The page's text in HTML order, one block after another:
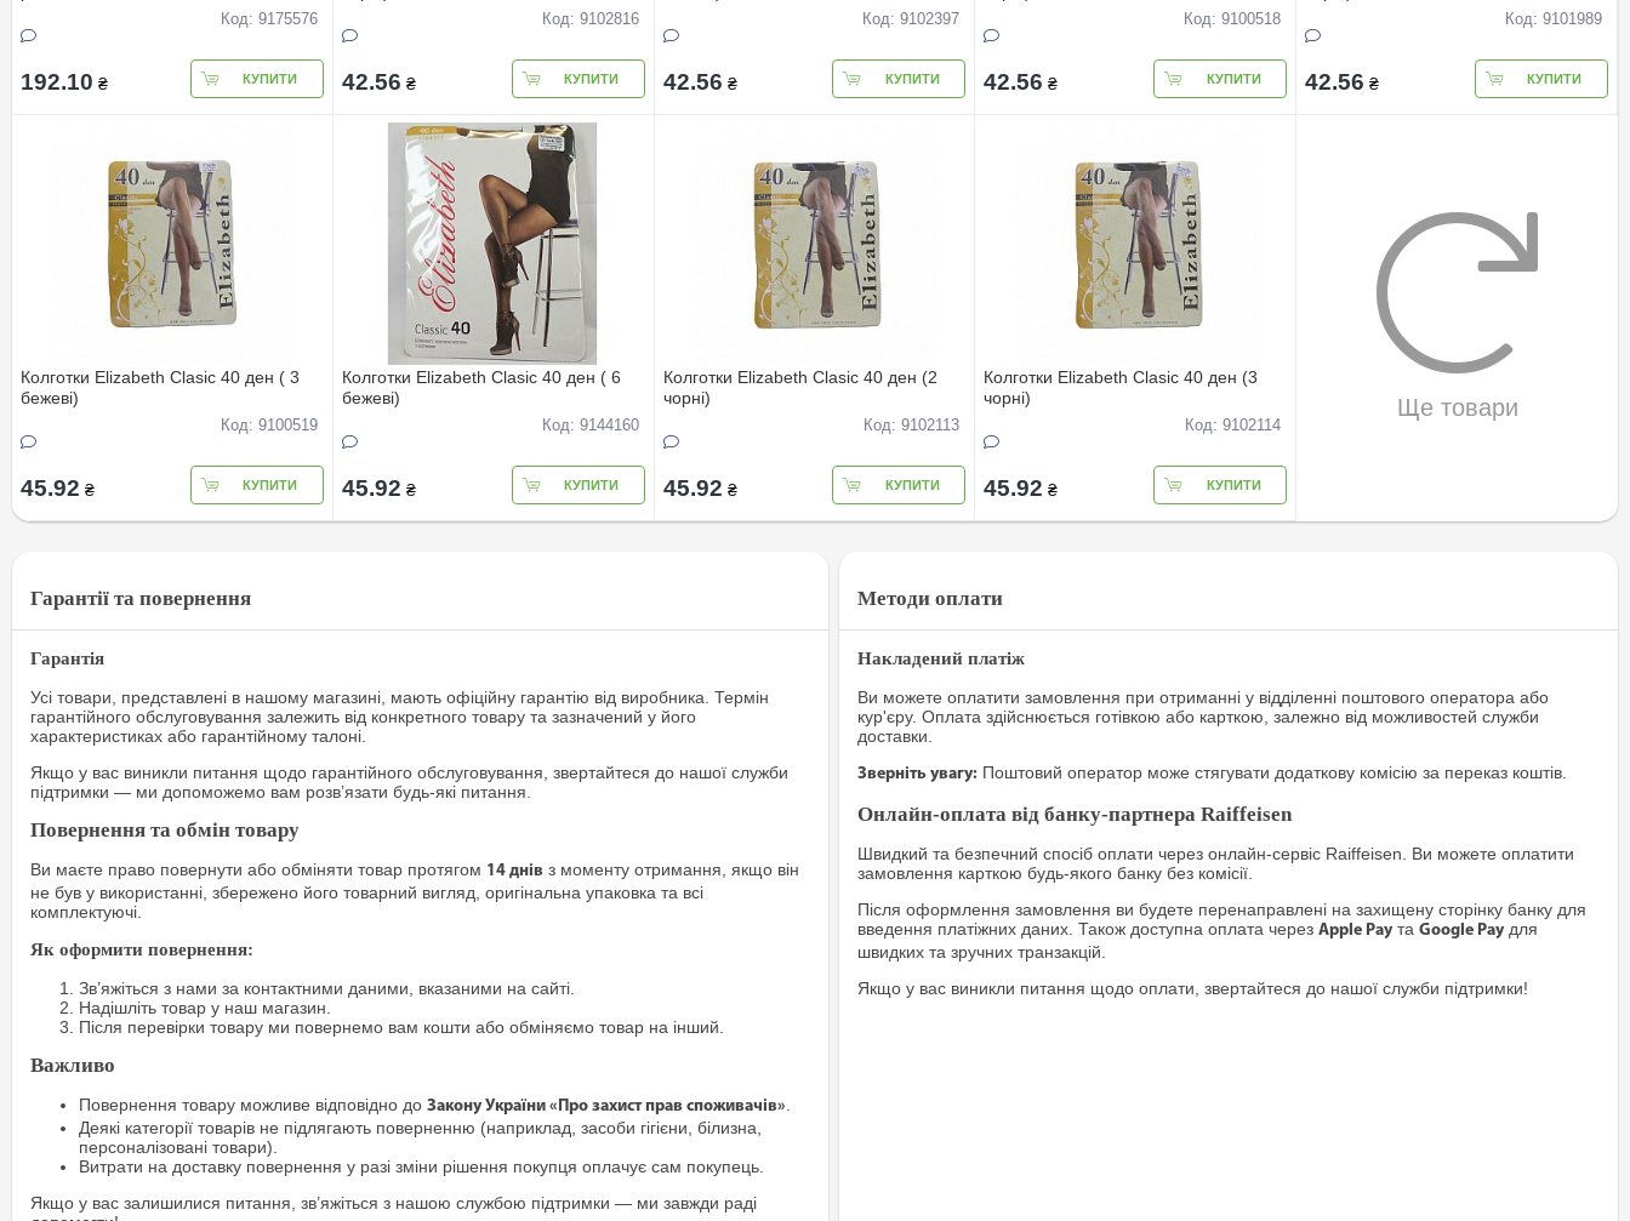
Код: 9175576
192.10 ₴ КУПИТИ
Код: 9102816
42.56 ₴ КУПИТИ
Код: 9102397
42.56 ₴ КУПИТИ
Код: 9100518
42.56 ₴ КУПИТИ
Код: 9101989
42.56 ₴ КУПИТИ
Колготки Elizabeth Clasic 40 ден ( 3
бежеві)
Код: 9100519
45.92 ₴ КУПИТИ
Колготки Elizabeth Clasic 40 ден ( 6
бежеві)
Код: 9144160
45.92 ₴ КУПИТИ
Колготки Elizabeth Clasic 40 ден (2
чорні)
Код: 9102113
45.92 ₴ КУПИТИ
Колготки Elizabeth Clasic 40 ден (3
чорні)
Код: 9102114
45.92 ₴ КУПИТИ
Ще товари
Гарантії та повернення
Гарантія
Усі товари, представлені в нашому магазині, мають офіційну гарантію від виробника. Термін
гарантійного обслуговування залежить від конкретного товару та зазначений у його
характеристиках або гарантійному талоні.
Якщо у вас виникли питання щодо гарантійного обслуговування, звертайтеся до нашої служби
підтримки — ми допоможемо вам розв’язати будь-які питання.
Повернення та обмін товару
Ви маєте право повернути або обміняти товар протягом 14 днів з моменту отримання, якщо він
не був у використанні, збережено його товарний вигляд, оригінальна упаковка та всі
комплектуючі.
Як оформити повернення:
Зв’яжіться з нами за контактними даними, вказаними на сайті.
Надішліть товар у наш магазин.
Після перевірки товару ми повернемо вам кошти або обміняємо товар на інший.
Важливо
Повернення товару можливе відповідно до Закону України «Про захист прав споживачів»
Деякі категорії товарів не підлягають поверненню (наприклад, засоби гігієни, білизна,
персоналізовані товари).
Витрати на доставку повернення у разі зміни рішення покупця оплачує сам покупець.
Якщо у вас залишилися питання, зв’яжіться з нашою службою підтримки — ми завжди раді
Методи оплати
Накладений платіж
Ви можете оплатити замовлення при отриманні у відділенні поштового оператора або
кур'єру. Оплата здійснюється готівкою або карткою, залежно від можливостей служби
доставки.
Зверніть увагу: Поштовий оператор може стягувати додаткову комісію за переказ коштів.
Онлайн-оплата від банку-партнера Raiffeisen
Швидкий та безпечний спосіб оплати через онлайн-сервіс Raiffeisen. Ви можете оплатити
замовлення карткою будь-якого банку без комісії.
Після оформлення замовлення ви будете перенаправлені на захищену сторінку банку для
введення платіжних даних. Також доступна оплата черезApple Pay таGoogle Pay для
швидких та зручних транзакцій.
Якщо у вас виникли питання щодо оплати, звертайтеся до нашої служби підтримки!